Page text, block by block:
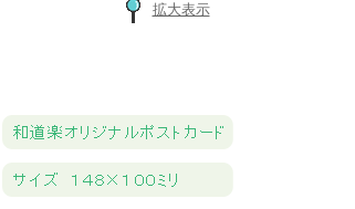
拡大表示